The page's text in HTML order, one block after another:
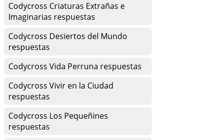
Codycross Criaturas Extrañas e
Imaginarias respuestas
Codycross Desiertos del Mundo
respuestas
Codycross Vida Perruna respuestas
Codycross Vivir en la Ciudad
respuestas
Codycross Los Pequeñines
respuestas